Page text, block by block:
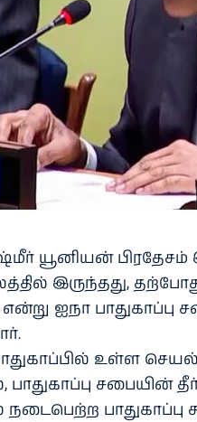
யூனியன் பிரதேசம்
இருந்தது,
ஐநா பாதுகாப்பு
உள்ள
பாதுகாப்பு
பாதுகாப்பு